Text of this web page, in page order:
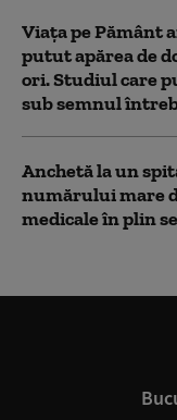
Viața pe Pământ
putut apărea de
ori. Studiul care
sub semnul
Anchetă la un
numărului mare
medicale în plin